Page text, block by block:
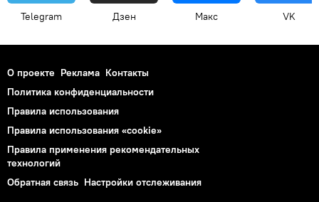
Telegram Дзен Макс VK
О проекте Реклама Контакты
Политика конфиденциальности
Правила использования
Правила использования «cookie»
Правила применения рекомендательных
технологий
Обратная связь Настройки отслеживания